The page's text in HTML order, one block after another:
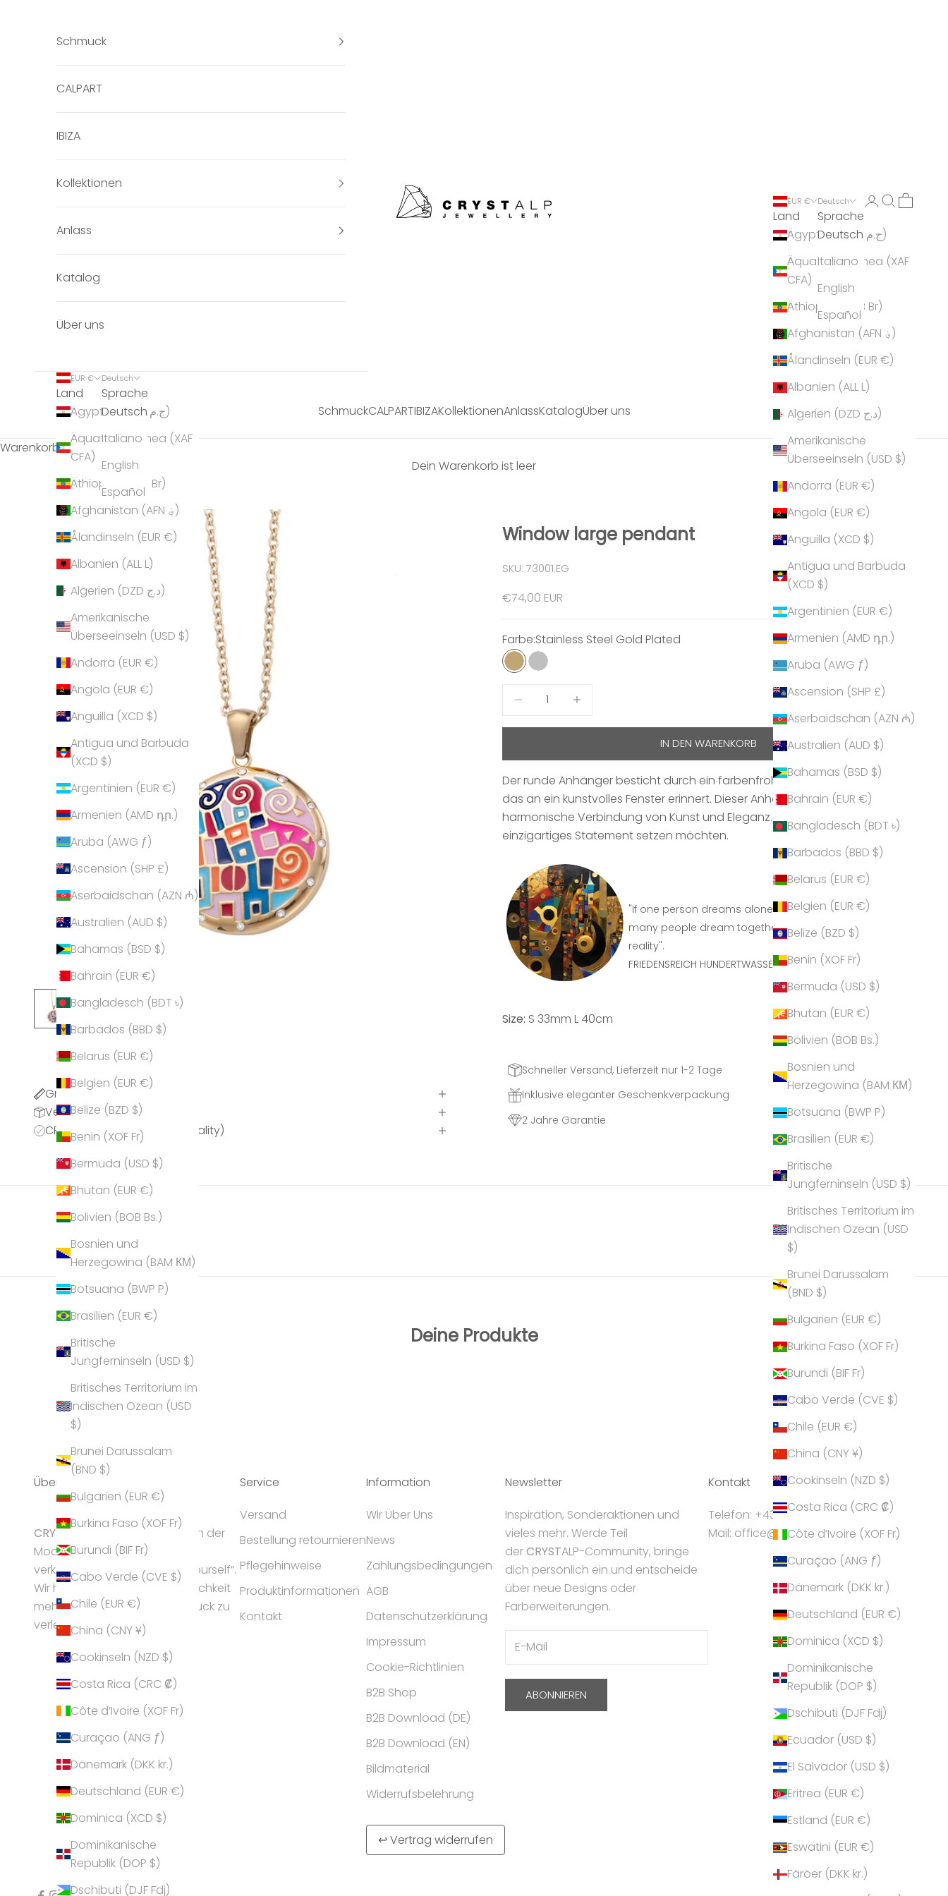
crystalpjewelry
SchmuckCALPARTIBIZAKollektionenAnlassKatalogÜber uns
EUR €
Land
Ägypten (EGP ج.م)
Äquatorialguinea (XAF
CFA)
Äthiopien (ETB Br)
Afghanistan (AFN ؋)
Ålandinseln (EUR €)
Albanien (ALL L)
Algerien (DZD د.ج)
Amerikanische
Überseeinseln (USD $)
Andorra (EUR €)
Angola (EUR €)
Anguilla (XCD $)
Antigua und Barbuda
(XCD $)
Argentinien (EUR €)
Armenien (AMD դր.)
Aruba (AWG ƒ)
Ascension (SHP £)
Aserbaidschan (AZN ₼)
Australien (AUD $)
Bahamas (BSD $)
Bahrain (EUR €)
Bangladesch (BDT ৳)
Barbados (BBD $)
Belarus (EUR €)
Belgien (EUR €)
Belize (BZD $)
Benin (XOF Fr)
Bermuda (USD $)
Bhutan (EUR €)
Bolivien (BOB Bs.)
Bosnien und
Herzegowina (BAM КМ)
Botsuana (BWP P)
Brasilien (EUR €)
Britische
Jungferninseln (USD $)
Britisches Territorium im
Indischen Ozean (USD
$)
Brunei Darussalam
(BND $)
Bulgarien (EUR €)
Burkina Faso (XOF Fr)
Burundi (BIF Fr)
Cabo Verde (CVE $)
Chile (EUR €)
China (CNY ¥)
Cookinseln (NZD $)
Costa Rica (CRC ₡)
Côte d’Ivoire (XOF Fr)
Curaçao (ANG ƒ)
Dänemark (DKK kr.)
Deutschland (EUR €)
Dominica (XCD $)
Dominikanische
Republik (DOP $)
Dschibuti (DJF Fdj)
Ecuador (USD $)
El Salvador (USD $)
Eritrea (EUR €)
Estland (EUR €)
Eswatini (EUR €)
Färöer (DKK kr.)
Deutsch
Sprache
Deutsch
Italiano
English
Español
Anmelden
Suchen
Schmuck
CALPART
IBIZA
Kollektionen
Anlass
Katalog
Über uns
EUR €
Land
Ägypten (EGP ج.م)
Äquatorialguinea (XAF
CFA)
Äthiopien (ETB Br)
Afghanistan (AFN ؋)
Ålandinseln (EUR €)
Albanien (ALL L)
Algerien (DZD د.ج)
Amerikanische
Überseeinseln (USD $)
Andorra (EUR €)
Angola (EUR €)
Anguilla (XCD $)
Antigua und Barbuda
(XCD $)
Argentinien (EUR €)
Armenien (AMD դր.)
Aruba (AWG ƒ)
Ascension (SHP £)
Aserbaidschan (AZN ₼)
Australien (AUD $)
Bahamas (BSD $)
Bahrain (EUR €)
Bangladesch (BDT ৳)
Barbados (BBD $)
Belarus (EUR €)
Belgien (EUR €)
Belize (BZD $)
Benin (XOF Fr)
Bermuda (USD $)
Bhutan (EUR €)
Bolivien (BOB Bs.)
Bosnien und
Herzegowina (BAM КМ)
Botsuana (BWP P)
Brasilien (EUR €)
Britische
Jungferninseln (USD $)
Britisches Territorium im
Indischen Ozean (USD
$)
Brunei Darussalam
(BND $)
Bulgarien (EUR €)
Burkina Faso (XOF Fr)
Burundi (BIF Fr)
Cabo Verde (CVE $)
Chile (EUR €)
China (CNY ¥)
Cookinseln (NZD $)
Costa Rica (CRC ₡)
Côte d’Ivoire (XOF Fr)
Curaçao (ANG ƒ)
Dänemark (DKK kr.)
Deutschland (EUR €)
Dominica (XCD $)
Dominikanische
Republik (DOP $)
Dschibuti (DJF Fdj)
Deutsch
Sprache
Deutsch
Italiano
English
Español
Warenkorb
Dein Warenkorb ist leer
Window large pendant
SKU: 73001.EG
Angebot
€74,00 EUR
Farbe:Stainless Steel Gold Plated
Stainless Steel Gold Plated
Stainless Steel
Anzahl verringernAnzahl erhöhen
IN DEN WARENKORB
Der runde Anhänger besticht durch ein farbenfrohes, abstraktes Design,
das an ein kunstvolles Fenster erinnert. Dieser Anhänger verkörpert eine
harmonische Verbindung von Kunst und Eleganz. Ideal für alle, die ein
einzigartiges Statement setzen möchten.
"If one person dreams alone... It is only a dream. When
many people dream together... It is beginning of new
reality".
FRIEDENSREICH HUNDERTWASSER
Size: S 33mm L 40cm
Schneller Versand, Lieferzeit nur 1-2 Tage
Inklusive eleganter Geschenkverpackung
2 Jahre Garantie
Größentabelle
Versandinformationen
CPQ (CRYSTALP Premium Quality)
Deine Produkte
Über Uns
CRYSTALP gilt als Geheimtipp in der
Modeschmuck-Branche und
verkörpert die Idee „express yourself“.
Wir helfen Frauen ihrer Persönlichkeit
mehr Ausstrahlung und Ausdruck zu
verleihen.
Service
Versand
Bestellung retournieren
Pflegehinweise
Produktinformationen
Kontakt
Information
Wir Über Uns
News
Zahlungsbedingungen
AGB
Datenschutzerklärung
Impressum
Cookie-Richtlinien
B2B Shop
B2B Download (DE)
B2B Download (EN)
Bildmaterial
Widerrufsbelehrung
↩ Vertrag widerrufen
Newsletter
Inspiration, Sonderaktionen und
vieles mehr. Werde Teil
derCRYSTALP-Community, bringe
dich persönlich ein und entscheide
über neue Designs oder
Farberweiterungen.
ABONNIEREN
Kontakt
Telefon: +43 5224 55550
Mail: office@crystalp.com